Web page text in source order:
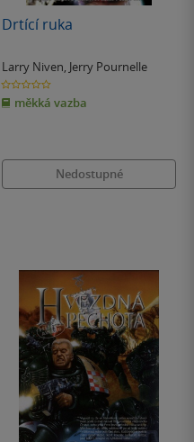
Drtící ruka
Larry Niven, Jerry Pournelle
0.0
z
5
hvězdiček
měkká vazba
Nedostupné